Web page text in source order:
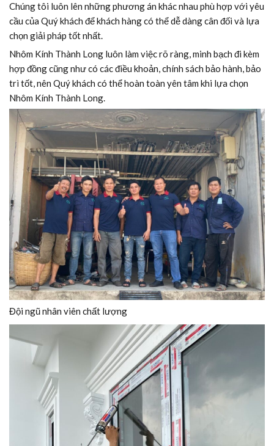
Chúng tôi luôn lên những phương án khác nhau phù hợp với yêu
cầu của Quý khách để khách hàng có thể dễ dàng cân đối và lựa
chọn giải pháp tốt nhất.
Nhôm Kính Thành Long luôn làm việc rõ ràng, minh bạch đi kèm
hợp đồng cũng như có các điều khoản, chính sách bảo hành, bảo
trì tốt, nên Quý khách có thể hoàn toàn yên tâm khi lựa chọn
Nhôm Kính Thành Long.
Đội ngũ nhân viên chất lượng